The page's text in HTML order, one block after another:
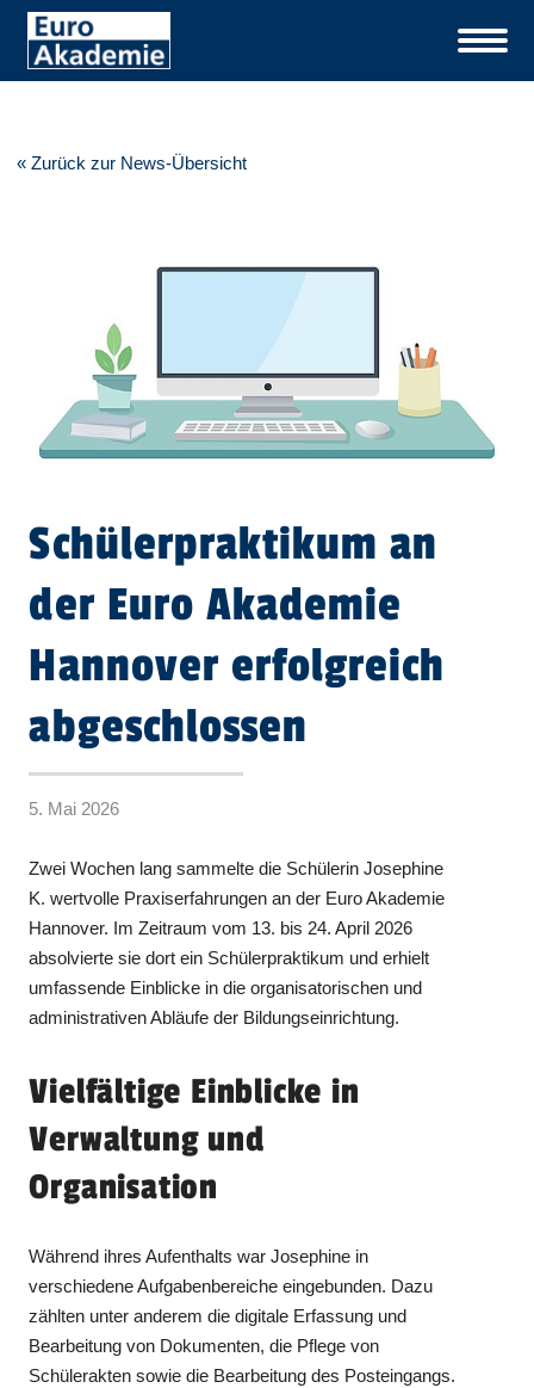
« Zurück zur News-Übersicht
Schülerpraktikum an
der Euro Akademie
Hannover erfolgreich
abgeschlossen
5. Mai 2026
Zwei Wochen lang sammelte die Schülerin Josephine
K. wertvolle Praxiserfahrungen an der Euro Akademie
Hannover. Im Zeitraum vom 13. bis 24. April 2026
absolvierte sie dort ein Schülerpraktikum und erhielt
umfassende Einblicke in die organisatorischen und
administrativen Abläufe der Bildungseinrichtung.
Vielfältige Einblicke in
Verwaltung und
Organisation
Während ihres Aufenthalts war Josephine in
verschiedene Aufgabenbereiche eingebunden. Dazu
zählten unter anderem die digitale Erfassung und
Bearbeitung von Dokumenten, die Pflege von
Schülerakten sowie die Bearbeitung des Posteingangs.